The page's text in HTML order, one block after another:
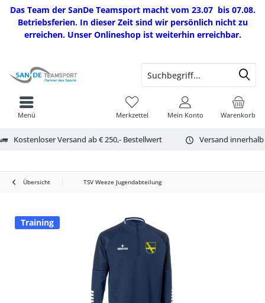
Das Team der SanDe Teamsport macht vom 23.07 bis 07.08.
Betriebsferien. In dieser Zeit sind wir persönlich nicht zu
erreichen. Unser Onlineshop ist weiterhin erreichbar.
Kostenloser Versand ab € 250,- Bestellwert Versand
Warenkorb
Merkzettel Mein Konto
Menü
Übersicht TSV Weeze Jugendabteilung
Training